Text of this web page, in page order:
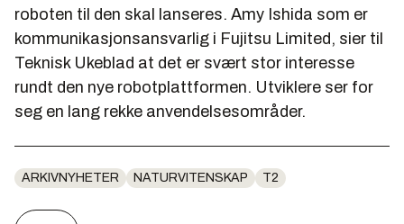
roboten til den skal lanseres. Amy Ishida som er
kommunikasjonsansvarlig i Fujitsu Limited, sier til
Teknisk Ukeblad at det er svært stor interesse
rundt den nye robotplattformen. Utviklere ser for
seg en lang rekke anvendelsesområder.
ARKIVNYHETER NATURVITENSKAP T2